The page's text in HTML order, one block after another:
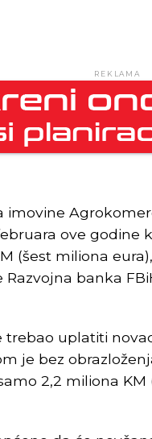
REKLAMA
imovine
ove godine
(šest miliona
banka
trebao uplatiti
je bez
2,2 miliona